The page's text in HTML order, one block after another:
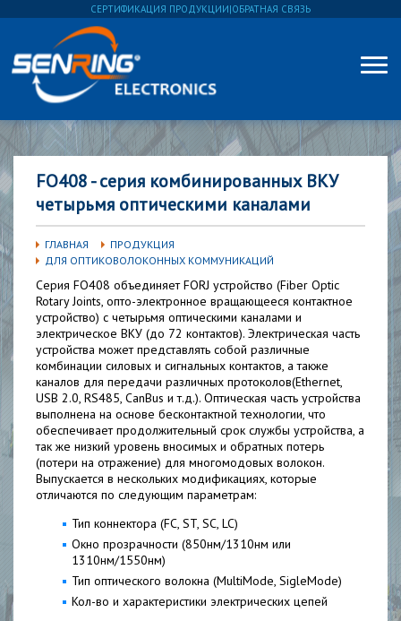
СЕРТИФИКАЦИЯ ПРОДУКЦИИ|ОБРАТНАЯ СВЯЗЬ
FO408 - серия комбинированных ВКУ
четырьмя оптическими каналами
ГЛАВНАЯ
ПРОДУКЦИЯ
ДЛЯ ОПТИКОВОЛОКОННЫХ КОММУНИКАЦИЙ
Серия FO408 объединяет FORJ устройство (Fiber Optic
Rotary Joints, опто-электронное вращающееся контактное
устройство) с четырьмя оптическими каналами и
электрическое ВКУ (до 72 контактов). Электрическая часть
устройства может представлять собой различные
комбинации силовых и сигнальных контактов, а также
каналов для передачи различных протоколов(Ethernet,
USB 2.0, RS485, CanBus и т.д.). Оптическая часть устройства
выполнена на основе бесконтактной технологии, что
обеспечивает продолжительный срок службы устройства, а
так же низкий уровень вносимых и обратных потерь
(потери на отражение) для многомодовых волокон.
Выпускается в нескольких модификациях, которые
отличаются по следующим параметрам:
Тип коннектора (FC, ST, SC, LC)
Окно прозрачности (850нм/1310нм или
1310нм/1550нм)
Тип оптического волокна (MultiMode, SigleMode)
Кол-во и характеристики электрических цепей